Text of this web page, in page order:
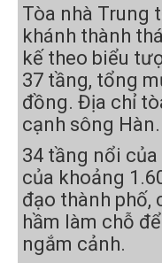
Tòa nhà Trung
khánh thành
kế theo biểu
37 tầng, tổng
đồng. Địa chỉ
cạnh sông Hàn.
34 tầng nổi
của khoảng
đạo thành phố,
hầm làm chỗ
ngắm cảnh.